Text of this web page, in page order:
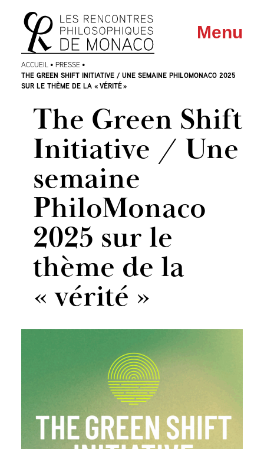
Aller
au
menu
Aller au
contenu
Menu
ACCUEIL • PRESSE •
THE GREEN SHIFT INITIATIVE / UNE SEMAINE PHILOMONACO 2025
SUR LE THÈME DE LA « VÉRITÉ »
The Green Shift
Initiative / Une
semaine
PhiloMonaco
2025 sur le
thème de la
« vérité »